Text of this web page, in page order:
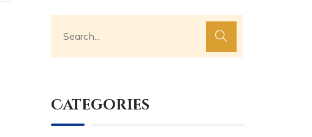
Categories